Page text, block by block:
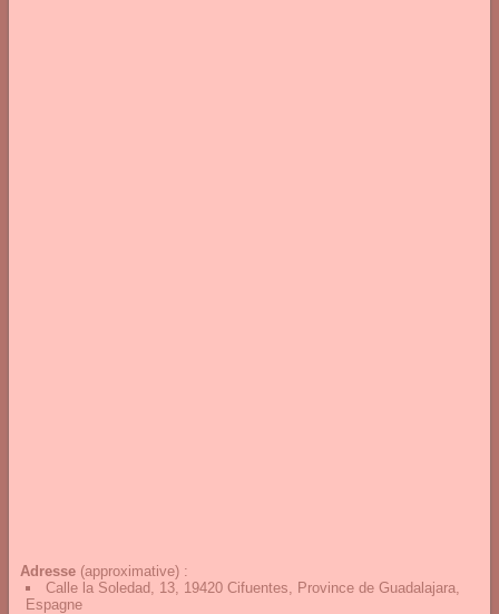
Adresse (approximative) :
Calle la Soledad, 13, 19420 Cifuentes, Province de Guadalajara,
Espagne